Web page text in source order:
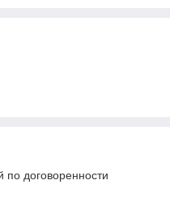
по договоренности